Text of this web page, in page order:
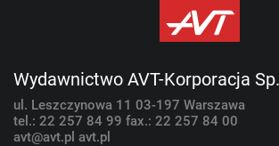
Wydawnictwo AVT-Korporacja
ul. Leszczynowa 11 03-197 Warszawa
tel.: 22 257 84 99 fax.: 22 257 84 00
avt@avt.pl avt.pl